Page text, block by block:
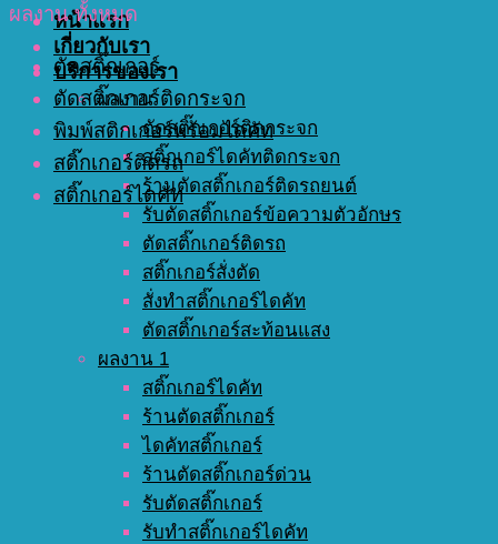
หน้าแรก
เกี่ยวกับเรา
บริการของเรา
ผลงาน
ตัดสติ๊กเกอร์ติดกระจก
สติ๊กเกอร์ไดคัทติดกระจก
ร้านตัดสติ๊กเกอร์ติดรถยนต์
รับตัดสติ๊กเกอร์ข้อความตัวอักษร
ตัดสติ๊กเกอร์ติดรถ
สติ๊กเกอร์สั่งตัด
สั่งทำสติ๊กเกอร์ไดคัท
ตัดสติ๊กเกอร์สะท้อนแสง
ผลงาน 1
สติ๊กเกอร์ไดคัท
ร้านตัดสติ๊กเกอร์
ไดคัทสติ๊กเกอร์
ร้านตัดสติ๊กเกอร์ด่วน
รับตัดสติ๊กเกอร์
รับทำสติ๊กเกอร์ไดคัท
ผลงาน ทั้งหมด
ตัดสติ๊กเกอร์
ตัดสติ๊กเกอร์ติดกระจก
พิมพ์สติกเกอร์พร้อมไดคัท
สติ๊กเกอร์ติดรถ
สติ๊กเกอร์ไดคัท